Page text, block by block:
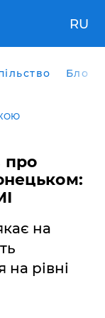
RU
Блоги
про
на
рівні